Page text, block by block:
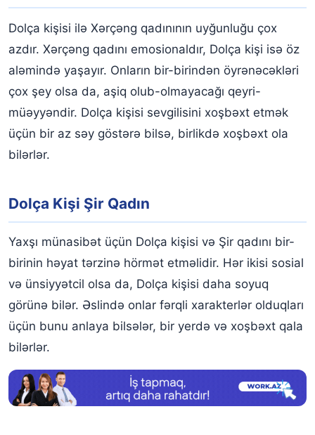
Dolça kişisi ilə Xərçəng qadınının uyğunluğu çox
azdır. Xərçəng qadını emosionaldır, Dolça kişi isə öz
aləmində yaşayır. Onların bir-birindən öyrənəcəkləri
çox şey olsa da, aşiq olub-olmayacağı qeyri-
müəyyəndir. Dolça kişisi sevgilisini xoşbəxt etmək
üçün bir az səy göstərə bilsə, birlikdə xoşbəxt ola
bilərlər.
Dolça Kişi Şir Qadın
Yaxşı münasibət üçün Dolça kişisi və Şir qadını bir-
birinin həyat tərzinə hörmət etməlidir. Hər ikisi sosial
və ünsiyyətcil olsa da, Dolça kişisi daha soyuq
görünə bilər. Əslində onlar fərqli xarakterlər olduqları
üçün bunu anlaya bilsələr, bir yerdə və xoşbəxt qala
bilərlər.